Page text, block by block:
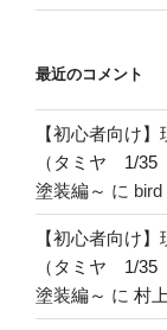
最近のコメント
【初心者向け
（タミヤ 1/
塗装編～ に bird
【初心者向け
（タミヤ 1/
塗装編～ に 村